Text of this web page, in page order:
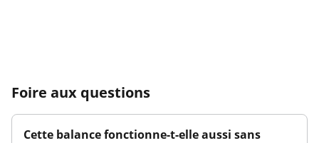
Foire aux questions
Cette balance fonctionne-t-elle aussi sans